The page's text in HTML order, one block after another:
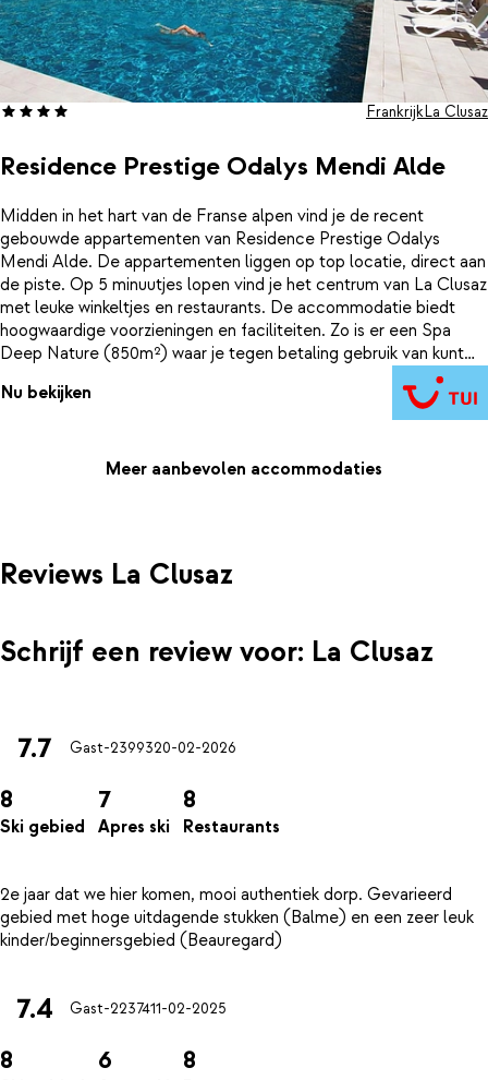
Residence Prestige Odalys Mendi Alde
FrankrijkLa Clusaz
Midden in het hart van de Franse alpen vind je de recent
gebouwde appartementen van Residence Prestige Odalys
Mendi Alde. De appartementen liggen op top locatie, direct aan
de piste. Op 5 minuutjes lopen vind je het centrum van La Clusaz
met leuke winkeltjes en restaurants. De accommodatie biedt
hoogwaardige voorzieningen en faciliteiten. Zo is er een Spa
Deep Nature (850m²) waar je tegen betaling gebruik van kunt
Nu bekijken
Meer aanbevolen accommodaties
Reviews La Clusaz
Schrijf een review voor: La Clusaz
7.7 Gast-2399320-02-2026
8
Ski gebied
7
Apres ski
8
Restaurants
2e jaar dat we hier komen, mooi authentiek dorp. Gevarieerd
gebied met hoge uitdagende stukken (Balme) en een zeer leuk
7.4 Gast-2237411-02-2025
8 6 8